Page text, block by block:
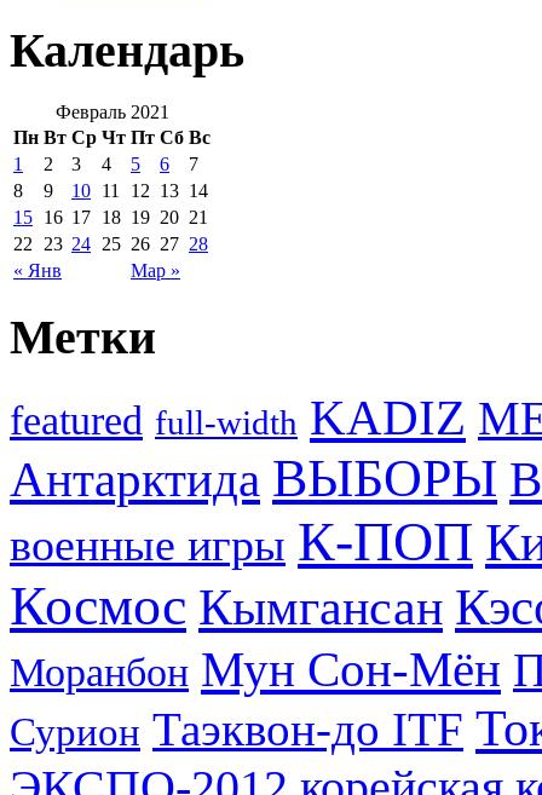
Календарь
Февраль 2021
Пн Вт Ср Чт Пт Сб Вс
« Янв Мар »
1 2 3 4 5 6
7
8
9 10 11 12 13 14
15 16 17 18 19 20 21
22
23 24 25 26 27 28
Метки
featured full-width KADIZ
Антарктида ВЫБОРЫ
военные игры К-ПОП
Космос Кымгансан
Моранбон Мун Сон-Мён
Сурион Таэквон-до ITF